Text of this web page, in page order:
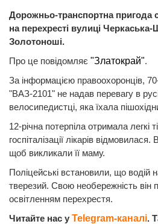
Дорожньо-транспортна пригода
на перехресті вулиці
Золотоноші.
Про це повідомляє "Златокрай".
За інформацією правоохоронців,
"ВАЗ-2101" не надав перевагу в
велосипедистці, яка їхала
12-річна потерпіла отримала легкі
госпіталізації лікарів
щоб викликали її маму.
Поліцейські встановили, що водій
тверезий. Свою необережність він
освітленням перехрестя.
Читайте нас у Telegram-каналі.